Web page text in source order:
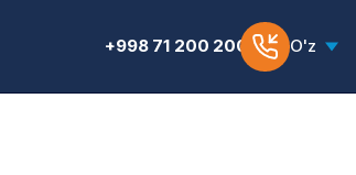
+998 71 200 200 6 O'z